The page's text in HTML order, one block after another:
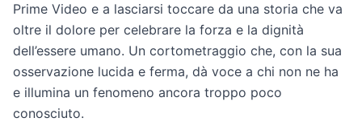
Prime Video e a lasciarsi toccare da una storia che va
oltre il dolore per celebrare la forza e la dignità
dell’essere umano. Un cortometraggio che, con la sua
osservazione lucida e ferma, dà voce a chi non ne ha
e illumina un fenomeno ancora troppo poco
conosciuto.